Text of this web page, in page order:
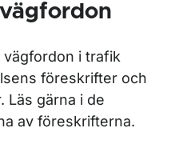
i trafik
föreskrifter och
Läs gärna i de
av föreskrifterna.